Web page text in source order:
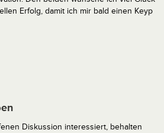
Erfolg, damit ich mir bald einen Keyp
Diskussion interessiert, behalten